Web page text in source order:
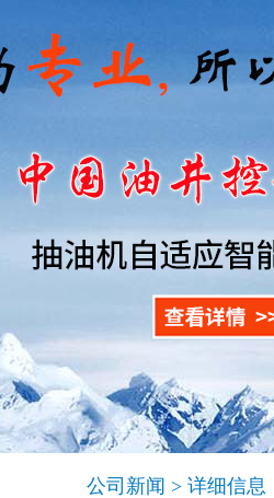
公司新闻 > 详细信息